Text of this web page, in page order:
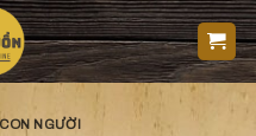
CON NGƯỜI